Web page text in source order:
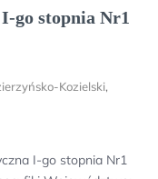
go stopnia Nr1
Kozielski,
I-go stopnia Nr1